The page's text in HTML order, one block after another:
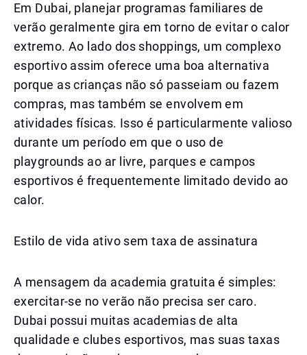
Em Dubai, planejar programas familiares de
verão geralmente gira em torno de evitar o calor
extremo. Ao lado dos shoppings, um complexo
esportivo assim oferece uma boa alternativa
porque as crianças não só passeiam ou fazem
compras, mas também se envolvem em
atividades físicas. Isso é particularmente valioso
durante um período em que o uso de
playgrounds ao ar livre, parques e campos
esportivos é frequentemente limitado devido ao
calor.
Estilo de vida ativo sem taxa de assinatura
A mensagem da academia gratuita é simples:
exercitar-se no verão não precisa ser caro.
Dubai possui muitas academias de alta
qualidade e clubes esportivos, mas suas taxas